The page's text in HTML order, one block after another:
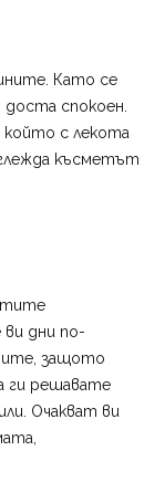
Като се
спокоен.
който с лекота
късметът
дни по-
защото
ги решавате
Очакват ви